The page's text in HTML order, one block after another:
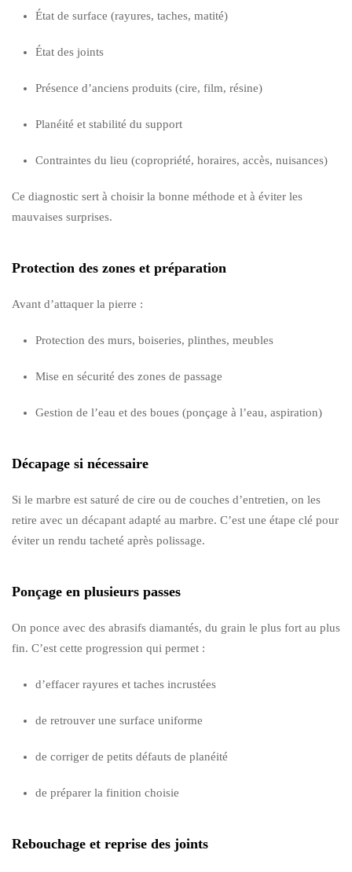
État de surface (rayures, taches, matité)
État des joints
Présence d’anciens produits (cire, film, résine)
Planéité et stabilité du support
Contraintes du lieu (copropriété, horaires, accès, nuisances)
Ce diagnostic sert à choisir la bonne méthode et à éviter les
mauvaises surprises.
Protection des zones et préparation
Avant d’attaquer la pierre :
Protection des murs, boiseries, plinthes, meubles
Mise en sécurité des zones de passage
Gestion de l’eau et des boues (ponçage à l’eau, aspiration)
Décapage si nécessaire
Si le marbre est saturé de cire ou de couches d’entretien, on les
retire avec un décapant adapté au marbre. C’est une étape clé pour
éviter un rendu tacheté après polissage.
Ponçage en plusieurs passes
On ponce avec des abrasifs diamantés, du grain le plus fort au plus
fin. C’est cette progression qui permet :
d’effacer rayures et taches incrustées
de retrouver une surface uniforme
de corriger de petits défauts de planéité
de préparer la finition choisie
Rebouchage et reprise des joints